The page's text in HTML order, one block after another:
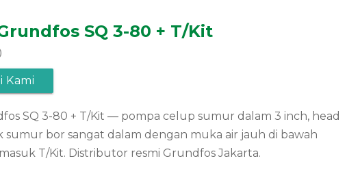
SQ 3-80 + T/Kit
Kami
SQ 3-80 + T/Kit — pompa celup sumur dalam 3 inch, head
bor sangat dalam dengan muka air jauh di bawah
T/Kit. Distributor resmi Grundfos Jakarta.